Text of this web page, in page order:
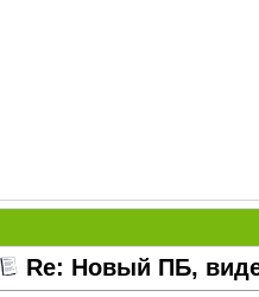
Re: Новый ПБ,